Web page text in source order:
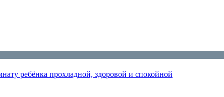
ребёнка прохладной, здоровой и спокойной